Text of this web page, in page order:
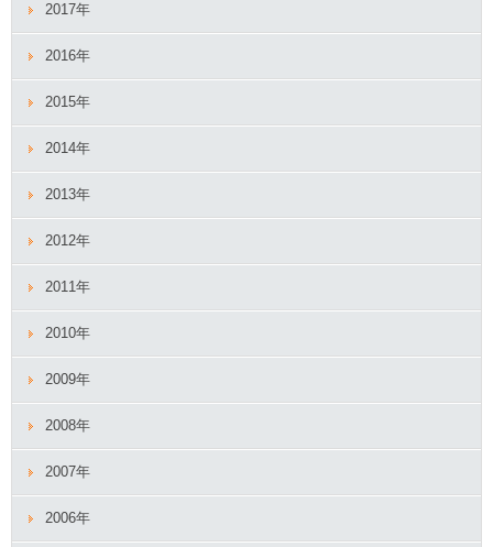
2017年
2016年
2015年
2014年
2013年
2012年
2011年
2010年
2009年
2008年
2007年
2006年